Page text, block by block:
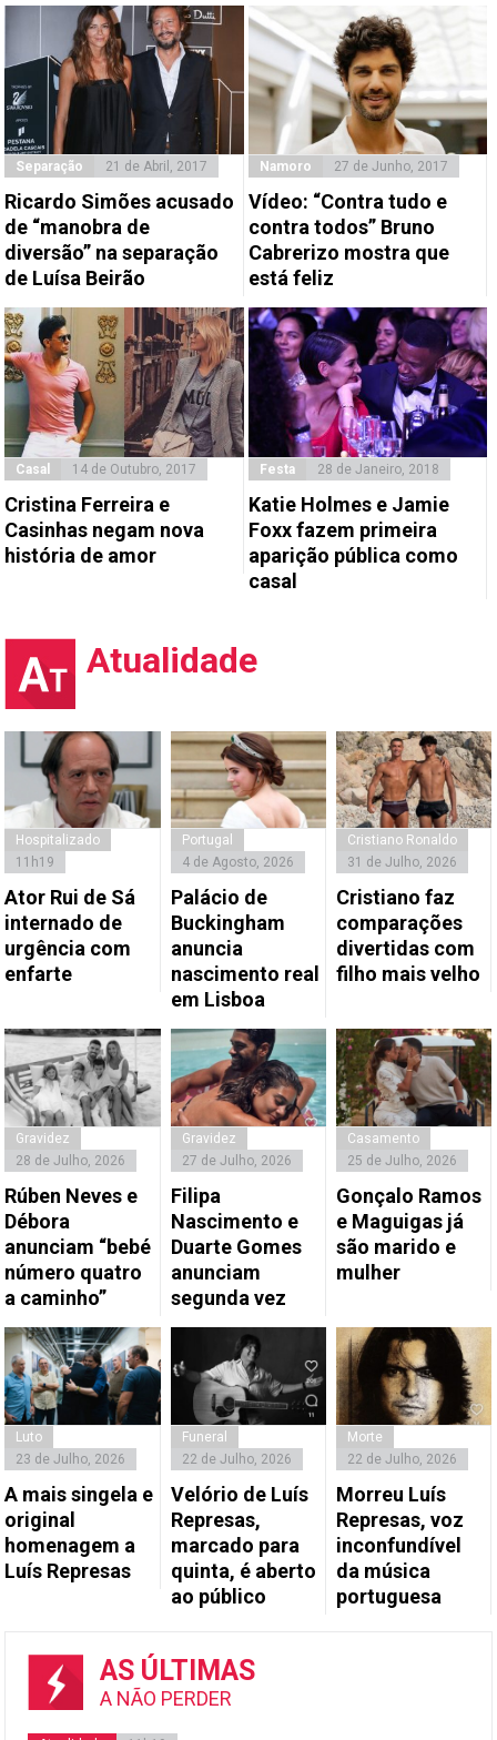
Separação 21 de Abril, 2017
Ricardo Simões acusado
de “manobra de
diversão” na separação
de Luísa Beirão
Namoro 27 de Junho, 2017
Vídeo: “Contra tudo e
contra todos” Bruno
Cabrerizo mostra que
está feliz
Casal 14 de Outubro, 2017
Cristina Ferreira e
Casinhas negam nova
história de amor
Festa 28 de Janeiro, 2018
Katie Holmes e Jamie
Foxx fazem primeira
aparição pública como
casal
Atualidade
Hospitalizado
11h19
Ator Rui de Sá
internado de
urgência com
enfarte
Portugal
4 de Agosto, 2026
Palácio de
Buckingham
anuncia
nascimento real
em Lisboa
Cristiano Ronaldo
31 de Julho, 2026
Cristiano faz
comparações
divertidas com
filho mais velho
Gravidez
28 de Julho, 2026
Rúben Neves e
Débora
anunciam “bebé
número quatro
a caminho”
Gravidez
27 de Julho, 2026
Filipa
Nascimento e
Duarte Gomes
anunciam
segunda vez
Casamento
25 de Julho, 2026
Gonçalo Ramos
e Maguigas já
são marido e
mulher
Luto
23 de Julho, 2026
A mais singela e
original
homenagem a
Luís Represas
Funeral
22 de Julho, 2026
Velório de Luís
Represas,
marcado para
quinta, é aberto
ao público
Morte
22 de Julho, 2026
Morreu Luís
Represas, voz
inconfundível
da música
portuguesa
AS ÚLTIMAS
A NÃO PERDER